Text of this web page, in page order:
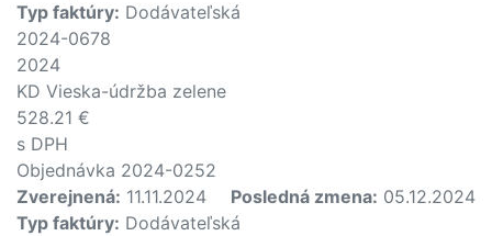
Typ faktúry: Dodávateľská
2024-0678
2024
KD Vieska-údržba zelene
528.21 €
s DPH
Objednávka 2024-0252
Zverejnená: 11.11.2024 Posledná zmena: 05.12.2024
Typ faktúry: Dodávateľská